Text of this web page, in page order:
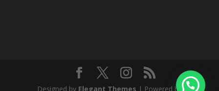
Designed by Elegant Themes | Powered by